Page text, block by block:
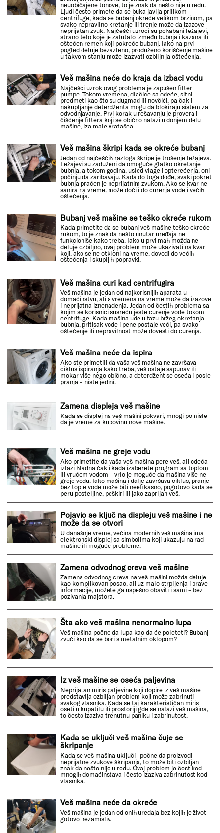
neuobičajene tonove, to je znak da nešto nije u redu.
Ljudi često primete da se buka javlja prilikom
centrifuge, kada se bubanj okreće velikom brzinom, pa
svako nepravilno kretanje ili trenje može da izazove
neprijatan zvuk. Najčešći uzroci su pohabani ležajevi,
strano telo koje je zalutalo između bubnja i kazana ili
oštećen remen koji pokreće bubanj. Iako na prvi
pogled deluje bezazleno, produženo korišćenje mašine
u takvom stanju može izazvati ozbiljnija oštećenja.
Veš mašina neće do kraja da izbaci vodu
Najčešći uzrok ovog problema je zapušen filter
pumpe. Tokom vremena, dlačice sa odeće, sitni
predmeti kao što su dugmad ili novčići, pa čak i
nakupljanje deterdženta mogu da blokiraju sistem za
odvodnjavanje. Prvi korak u rešavanju je provera i
čišćenje filtera koji se obično nalazi u donjem delu
mašine, iza male vratašca.
Veš mašina škripi kada se okreće bubanj
Jedan od najčešćih razloga škripe je trošenje ležajeva.
Ležajevi su zaduženi da omoguće glatko okretanje
bubnja, a tokom godina, usled vlage i opterećenja, oni
počinju da zaribavaju. Kada do toga dođe, svaki pokret
bubnja praćen je neprijatnim zvukom. Ako se kvar ne
sanira na vreme, može doći i do curenja vode i većih
oštećenja.
Bubanj veš mašine se teško okreće rukom
Kada primetite da se bubanj veš mašine teško okreće
rukom, to je znak da nešto unutar uređaja ne
funkcioniše kako treba. Iako u prvi mah možda ne
deluje ozbiljno, ovaj problem može ukazivati na kvar
koji, ako se ne otkloni na vreme, dovodi do većih
oštećenja i skupljih popravki.
Veš mašina curi kad centrifugira
Veš mašina je jedan od najkorisnijih aparata u
domaćinstvu, ali s vremena na vreme može da izazove
i neprijatna iznenađenja. Jedan od čestih problema sa
kojim se korisnici susreću jeste curenje vode tokom
centrifuge. Kada mašina uđe u fazu bržeg okretanja
bubnja, pritisak vode i pene postaje veći, pa svako
oštećenje ili nepravilnost može dovesti do curenja.
Veš mašina neće da ispira
Ako ste primetili da vaša veš mašina ne završava
ciklus ispiranja kako treba, veš ostaje sapunav ili
mokar više nego obično, a deterdžent se oseća i posle
pranja – niste jedini.
Zamena displeja veš mašine
Kada se displej na veš mašini pokvari, mnogi pomisle
da je vreme za kupovinu nove mašine.
Veš mašina ne greje vodu
Ako primetite da vaša veš mašina pere veš, ali odeća
izlazi hladna čak i kada izaberete program sa toplom
ili vrućom vodom – vrlo je moguće da mašina više ne
greje vodu. Iako mašina i dalje završava ciklus, pranje
bez tople vode može biti neefikasno, pogotovo kada se
peru posteljine, peškiri ili jako zaprljan veš.
Pojavio se ključ na displeju veš mašine i ne
može da se otvori
U današnje vreme, većina modernih veš mašina ima
elektronski displej sa simbolima koji ukazuju na rad
mašine ili moguće probleme.
Zamena odvodnog creva veš mašine
Zamena odvodnog creva na veš mašini možda deluje
kao komplikovan posao, ali uz malo strpljenja i prave
informacije, možete ga uspešno obaviti i sami – bez
pozivanja majstora.
Šta ako veš mašina nenormalno lupa
Veš mašina počne da lupa kao da će poleteti? Bubanj
zvuči kao da se bori s metalnim oklopom?
Iz veš mašine se oseća paljevina
Neprijatan miris paljevine koji dopire iz veš mašine
predstavlja ozbiljan problem koji može zabrinuti
svakog vlasnika. Kada se taj karakterističan miris
oseti u kupatilu ili prostoriji gde se nalazi veš mašina,
to često izaziva trenutnu paniku i zabrinutost.
Kada se uključi veš mašina čuje se
škripanje
Kada se veš mašina uključi i počne da proizvodi
neprijatne zvukove škripanja, to može biti ozbiljan
znak da nešto nije u redu. Ovaj problem je čest kod
mnogih domaćinstava i često izaziva zabrinutost kod
vlasnika.
Veš mašina neće da okreće
Veš mašina je jedan od onih uređaja bez kojih je život
gotovo nezamisliv.